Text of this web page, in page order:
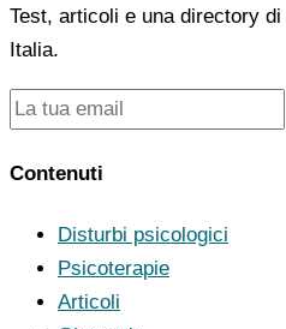
Test, articoli e una directory
Italia.
Contenuti
Disturbi psicologici
Psicoterapie
Articoli